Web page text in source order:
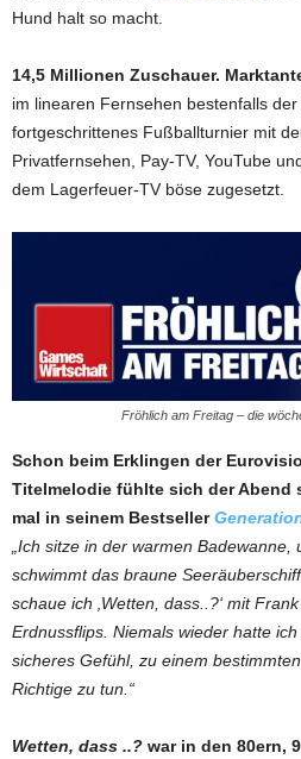
Hund halt so macht.
14,5 Millionen Zuschauer.
im linearen Fernsehen bestenfalls
fortgeschrittenes Fußballturnier mit
Privatfernsehen, Pay-TV, YouTube
dem Lagerfeuer-TV böse zugesetzt.
Fröhlich am Freitag – die
Schon beim Erklingen der
Titelmelodie fühlte sich der Abend
mal in seinem Bestseller
„Ich sitze in der warmen
schwimmt das braune
schaue ich ‚Wetten, dass..?‘ mit
Erdnussflips. Niemals wieder hatte
sicheres Gefühl, zu einem
Richtige zu tun.“
Wetten, dass ..? war in den 80ern,